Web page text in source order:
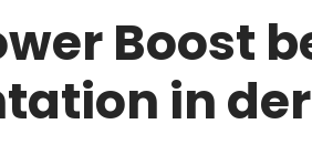
Boost
in